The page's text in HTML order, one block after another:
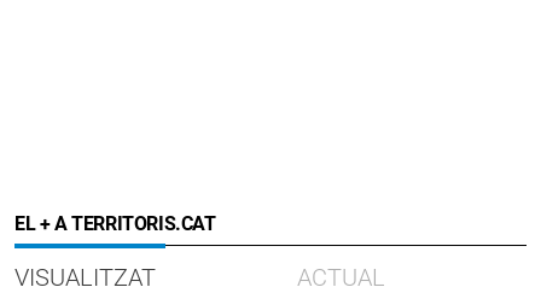
EL + A TERRITORIS.CAT
VISUALITZAT ACTUAL